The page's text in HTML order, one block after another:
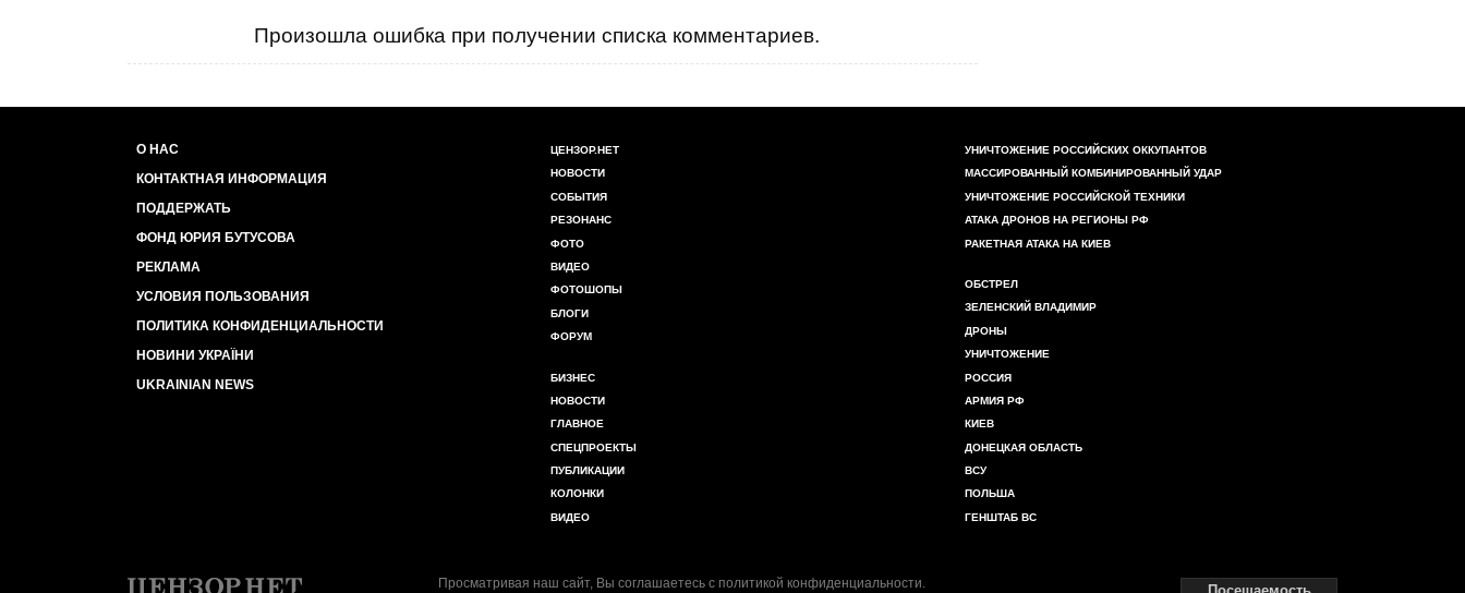
Произошла ошибка при получении списка комментариев.
О НАС
КОНТАКТНАЯ ИНФОРМАЦИЯ
ПОДДЕРЖАТЬ
ФОНД ЮРИЯ БУТУСОВА
РЕКЛАМА
УСЛОВИЯ ПОЛЬЗОВАНИЯ
ПОЛИТИКА КОНФИДЕНЦИАЛЬНОСТИ
НОВИНИ УКРАЇНИ
UKRAINIAN NEWS
ЦЕНЗОР.НЕТ
НОВОСТИ
СОБЫТИЯ
РЕЗОНАНС
ФОТО
ВИДЕО
ФОТОШОПЫ
БЛОГИ
ФОРУМ
БИЗНЕС
НОВОСТИ
ГЛАВНОЕ
СПЕЦПРОЕКТЫ
ПУБЛИКАЦИИ
КОЛОНКИ
ВИДЕО
УНИЧТОЖЕНИЕ РОССИЙСКИХ ОККУПАНТОВ
МАССИРОВАННЫЙ КОМБИНИРОВАННЫЙ УДАР
УНИЧТОЖЕНИЕ РОССИЙСКОЙ ТЕХНИКИ
АТАКА ДРОНОВ НА РЕГИОНЫ РФ
РАКЕТНАЯ АТАКА НА КИЕВ
ОБСТРЕЛ
ЗЕЛЕНСКИЙ ВЛАДИМИР
ДРОНЫ
УНИЧТОЖЕНИЕ
РОССИЯ
АРМИЯ РФ
КИЕВ
ДОНЕЦКАЯ ОБЛАСТЬ
ВСУ
ПОЛЬША
ГЕНШТАБ ВС
Просматривая наш сайт, Вы соглашаетесь с политикой конфиденциальности.